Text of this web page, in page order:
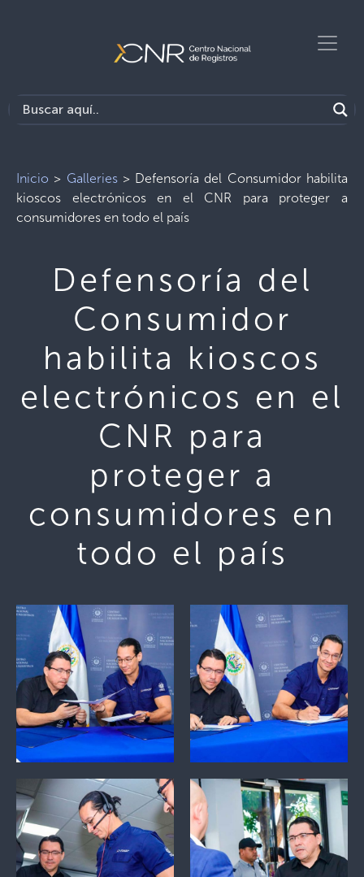
Inicio > Galleries> Defensoría del Consumidor habilita
kioscos electrónicos en el CNR para proteger a
consumidores en todo el país
Defensoría del
Consumidor
habilita kioscos
electrónicos en el
CNR para
proteger a
consumidores en
todo el país